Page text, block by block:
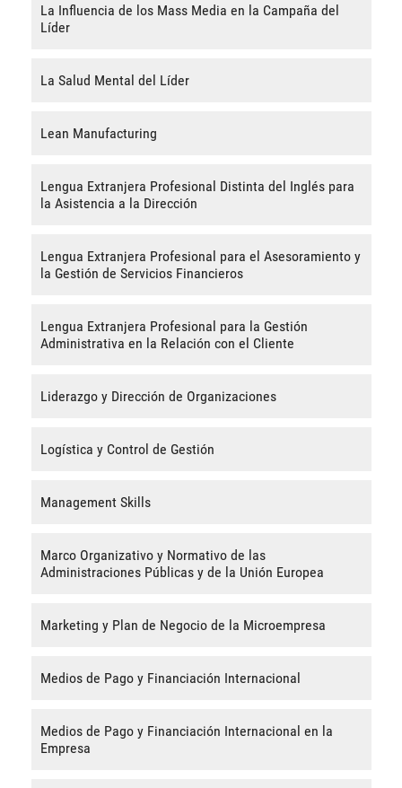
La Influencia de los Mass Media en la Campaña del
Líder
La Salud Mental del Líder
Lean Manufacturing
Lengua Extranjera Profesional Distinta del Inglés para
la Asistencia a la Dirección
Lengua Extranjera Profesional para el Asesoramiento y
la Gestión de Servicios Financieros
Lengua Extranjera Profesional para la Gestión
Administrativa en la Relación con el Cliente
Liderazgo y Dirección de Organizaciones
Logística y Control de Gestión
Management Skills
Marco Organizativo y Normativo de las
Administraciones Públicas y de la Unión Europea
Marketing y Plan de Negocio de la Microempresa
Medios de Pago y Financiación Internacional
Medios de Pago y Financiación Internacional en la
Empresa